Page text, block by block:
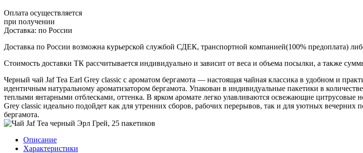
Оплата осуществляется
при получении
Доставка: по России
Доставка по России возможна курьерской службой СДЕК, транспортной компанией(100% предоплата)
Стоимость доставки ТК рассчитывается индивидуально и зависит от веса и объема посылки, а также
Черный чай Jaf Tea Earl Grey classic с ароматом бергамота — настоящая чайная классика в удобном и
идентичным натуральному ароматизатором бергамота. Упакован в индивидуальные пакетики в
теплыми янтарными отблесками, оттенка. В ярком аромате легко улавливаются освежающие
Grey classic идеально подойдет как для утренних сборов, рабочих перерывов, так и для уютных
бергамота.
Описание
Характеристики